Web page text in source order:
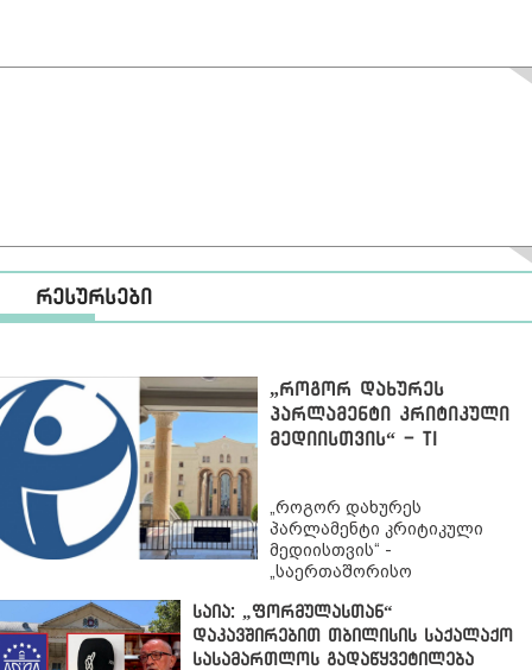
რესურსები
„როგორ დახურეს
პარლამენტი კრიტიკული
მედიისთვის“ - TI
„როგორ დახურეს
პარლამენტი კრიტიკული
მედიისთვის“ -
„საერთაშორისო
საქართველოს“
განცხადებით,
პარლამენტში
საია: „ფორმულასთან“
დაკავშირებით თბილისის საქალაქო
სასამართლოს გადაწყვეტილება